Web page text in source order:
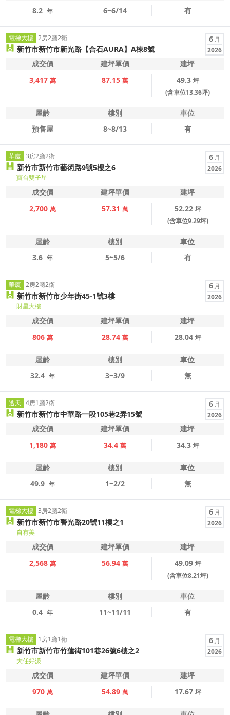
8.2 年 6~6/14 有
電梯大樓 2房2廳2衛
新竹市新竹市新光路【合石AURA】A棟8號
6 月
2026
成交價 建坪單價
建坪
3,417 萬 87.15 萬 49.3 坪
(含車位13.36坪)
屋齡 樓別
車位
預售屋
8~8/13 有
華廈 3房2廳2衛
新竹市新竹市藝術路9號5樓之6
寶台雙子星
6 月
2026
成交價 建坪單價
建坪
2,700 萬 57.31 萬 52.22 坪
(含車位9.29坪)
屋齡 樓別
車位
3.6 年 5~5/6 有
華廈 2房2廳2衛
新竹市新竹市少年街45-1號3樓
財星大樓
6 月
2026
成交價 建坪單價
建坪
806 萬 28.74 萬 28.04 坪
屋齡 樓別
車位
32.4 年 3~3/9 無
透天 4房1廳2衛
新竹市新竹市中華路一段105巷2弄15號
6 月
2026
成交價 建坪單價
建坪
1,180 萬 34.4 萬 34.3 坪
屋齡 樓別
車位
49.9 年 1~2/2 無
電梯大樓 3房2廳2衛
新竹市新竹市警光路20號11樓之1
自有美
6 月
2026
成交價 建坪單價
建坪
2,568 萬 56.94 萬 49.09 坪
(含車位8.21坪)
屋齡 樓別
車位
0.4 年 11~11/11 有
電梯大樓 1房1廳1衛
新竹市新竹市竹蓮街101巷26號6樓之2
大任好漾
6 月
2026
成交價 建坪單價
建坪
970 萬 54.89 萬 17.67 坪